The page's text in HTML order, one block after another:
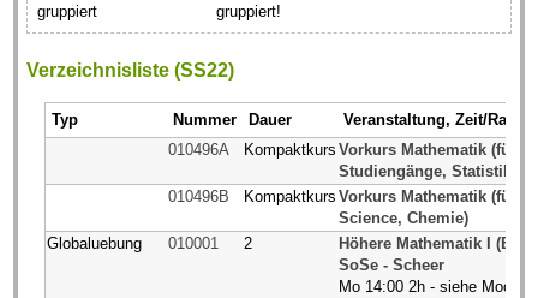
gruppiert
gruppiert!
Verzeichnisliste (SS22)
Typ Nummer Dauer
Veranstaltung, Zeit/Raum
010496A
Kompaktkurs Vorkurs Mathematik (für
Studiengänge, Statistik,
010496B
Kompaktkurs Vorkurs Mathematik (für
Science, Chemie)
Globaluebung
010001 2
Höhere Mathematik I
SoSe - Scheer
Mo 14:00 2h - siehe